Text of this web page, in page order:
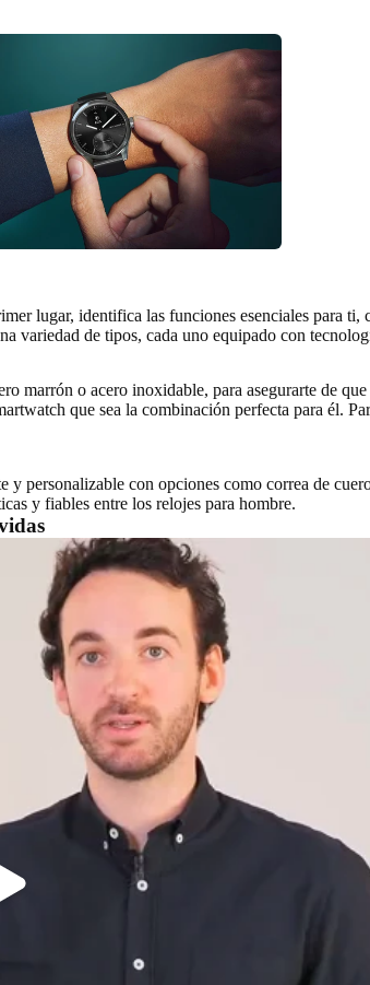
lugar, identifica las funciones esenciales para ti,
de tipos, cada uno equipado con
marrón o acero inoxidable, para asegurarte de
que sea la combinación perfecta para él.
personalizable con opciones como correa de
y fiables entre los relojes para hombre.